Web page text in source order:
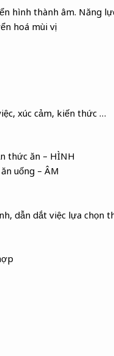
hình thành âm. Năng
hoá mùi vị
xúc cảm, kiến thức …
thức ăn – HÌNH
uống – ÂM
dẫn dắt việc lựa chọn